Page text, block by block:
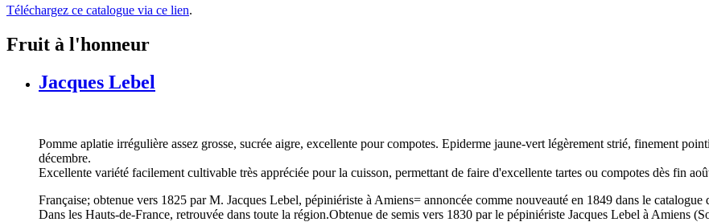
Téléchargez ce catalogue via ce lien.
Fruit à l'honneur
Jacques Lebel
Pomme aplatie irrégulière assez grosse, sucrée aigre, excellente pour compotes. Epiderme jaune-vert légèrement strié, finement
décembre.
Excellente variété facilement cultivable très appréciée pour la cuisson, permettant de faire d'excellente tartes ou compotes dès fin
Française; obtenue vers 1825 par M. Jacques Lebel, pépiniériste à Amiens= annoncée comme nouveauté en 1849 dans le
Dans les Hauts-de-France, retrouvée dans toute la région.Obtenue de semis vers 1830 par le pépiniériste Jacques Lebel à Amiens